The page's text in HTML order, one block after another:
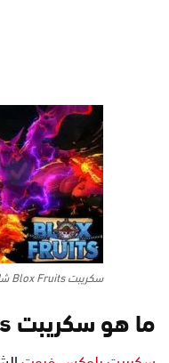
سكريبت Blox Fruits شامل مع 10+ ألعاب وميزات حصرية
ما هو سكريبت Blox Fruits شامل؟